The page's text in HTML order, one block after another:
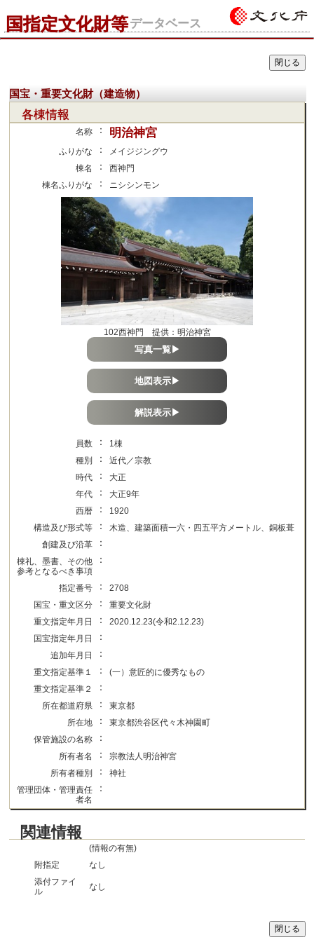
国指定文化財等データベース
国宝・重要文化財（建造物）
各棟情報
名称 ： 明治神宮
ふりがな ：
メイジジングウ
棟名
：
西神門
棟名ふりがな
： ニシシンモン
102西神門 提供：明治神宮
写真一覧▶
地図表示▶
解説表示▶
員数 ：
1棟
種別
：
近代／宗教
時代
：
大正
年代
：
大正9年
西暦
：
1920
構造及び形式等
：
木造、建築面積一六・四五平方メートル、銅板葺
創建及び沿革
：
棟礼、墨書、その他
参考となるべき事項
：
指定番号 ：
2708
国宝・重文区分
：
重要文化財
重文指定年月日
：
2020.12.23(令和2.12.23)
国宝指定年月日
：
追加年月日 ：
重文指定基準１ ：
(一）意匠的に優秀なもの
重文指定基準２
：
所在都道府県 ：
東京都
所在地
：
東京都渋谷区代々木神園町
保管施設の名称
：
所有者名 ：
宗教法人明治神宮
所有者種別
：
神社
管理団体・管理責任
者名
：
関連情報
(情報の有無)
附指定
なし
添付ファイ
ル
なし